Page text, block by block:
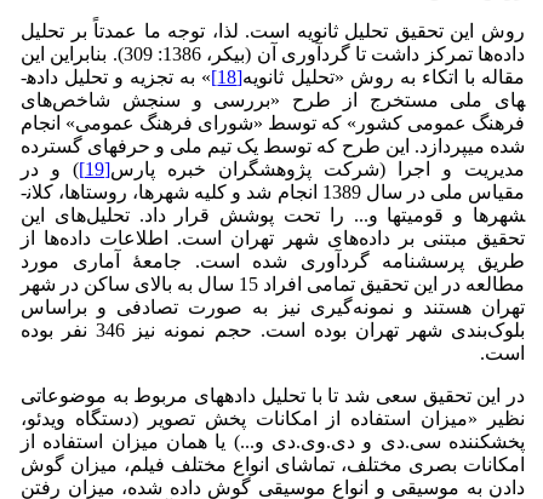
روش این تحقیق تحلیل ثانویه است. لذا، توجه ما عمدتاً بر تحلیل
داده‌ها تمرکز داشت تا گردآوری آن (بیکر، 1386: 309). بنابراین این
مقاله با اتکاء به روش «تحلیل ثانویه[18]
» به تجزیه و تحلیل داده­
های ملی مستخرج از طرح «بررسی و سنجش شاخص‌های
فرهنگ عمومی کشور» که توسط «شورای فرهنگ عمومی» انجام
شده می­پردازد. این طرح که توسط یک تیم ملی و حرفه­ای گسترده
مدیریت و اجرا (شرکت پژوهشگران خبره پارس[19]
) و در
مقیاس ملی در سال 1389 انجام شد و کلیه شهرها، روستاها، کلان­
شهرها و قومیت­ها و... را تحت پوشش قرار داد. تحلیل‌های این
تحقیق مبتنی بر داده‌های شهر تهران است. اطلاعات داده‌ها از
طریق پرسش­نامه گردآوری شده است. جامعۀ آماری مورد
مطالعه در این تحقیق تمامی افراد 15 سال به بالای ساکن در شهر
تهران هستند و نمونه‌گیری نیز به صورت تصادفی و براساس
بلوک‌بندی شهر تهران بوده است. حجم نمونه نیز 346 نفر بوده
است.
در این تحقیق سعی شد تا با تحلیل داده­های مربوط به موضوعاتی
نظیر «میزان استفاده از امکانات پخش تصویر (دستگاه ویدئو،
پخش­کننده سی.دی و دی.وی.دی‌ و...) یا همان میزان استفاده از
امکانات بصری مختلف، تماشای انواع مختلف فیلم، میزان گوش
دادن به موسیقی و انواع موسیقی‌ گوش داده شده، میزان رفتن